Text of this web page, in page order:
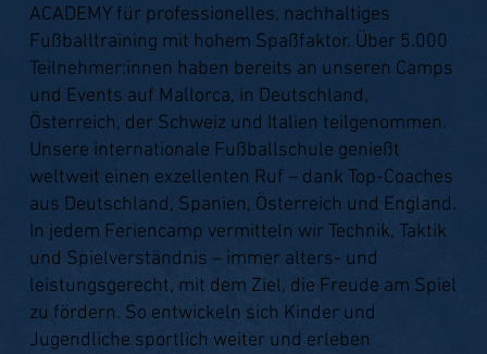
ACADEMY für professionelles, nachhaltiges
Fußballtraining mit hohem Spaßfaktor. Über 5.000
Teilnehmer:innen haben bereits an unseren Camps
und Events auf Mallorca, in Deutschland,
Österreich, der Schweiz und Italien teilgenommen.
Unsere internationale Fußballschule genießt
weltweit einen exzellenten Ruf – dank Top-Coaches
aus Deutschland, Spanien, Österreich und England.
In jedem Feriencamp vermitteln wir Technik, Taktik
und Spielverständnis – immer alters- und
leistungsgerecht, mit dem Ziel, die Freude am Spiel
zu fördern. So entwickeln sich Kinder und
Jugendliche sportlich weiter und erleben